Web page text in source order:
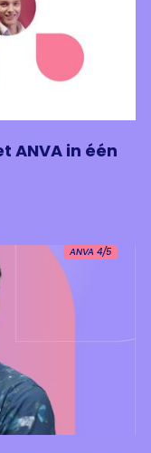
ANVA in één
ANVA 4/5